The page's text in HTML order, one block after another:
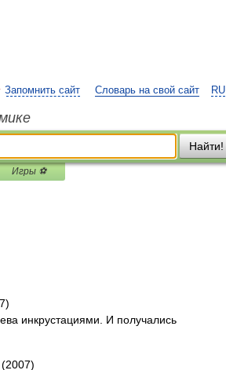
RU
Запомнить сайт Словарь на свой сайт
Найти!
Игры ⚽
инкрустациями. И получались